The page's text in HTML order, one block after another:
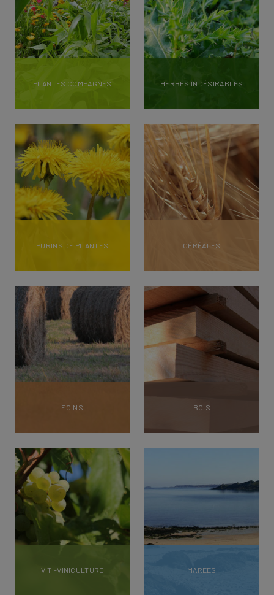
PLANTES COMPAGNES HERBES INDÉSIRABLES
PURINS DE PLANTES CÉRÉALES
FOINS BOIS
VITI-VINICULTURE MARÉES